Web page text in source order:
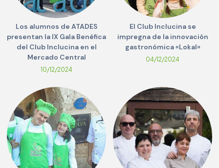
Los alumnos de ATADES
presentan la IX Gala Benéfica
del Club Inclucina en el
Mercado Central
10/12/2024
El Club Inclucina se
impregna de la innovación
gastronómica «Lokal»
04/12/2024